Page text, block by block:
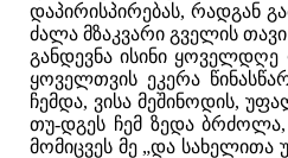
დაპირისპირებას, რადგან
ძალა მზაკვარი გველის
განდევნა ისინი
ყოველთვის ეკერა
ჩემდა, ვისა მეშინოდის,
თუ-დგეს ჩემ ზედა ბრძოლა,
მომიცვეს მე „და სახელითა